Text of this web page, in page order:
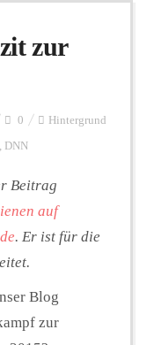
zur
0 Hintergrund
, DNN
Beitrag
auf
. Er ist für die
Blog
zur